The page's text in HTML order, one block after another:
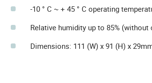
-10 ° C ~ + 45 ° C operating
Relative humidity up to 85% (without
Dimensions: 111 (W) x 91 (H) x